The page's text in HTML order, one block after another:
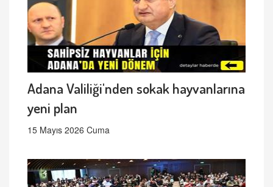
Adana Valiliği'nden sokak hayvanlarına
yeni plan
15 Mayıs 2026 Cuma